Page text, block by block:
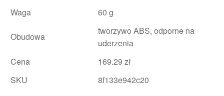
Waga
60 g
Obudowa
tworzywo ABS, odporne na
uderzenia
Cena
169.29 zł
SKU
8f133e942c20